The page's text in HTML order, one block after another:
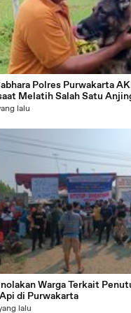
Polres Purwakarta
Melatih Salah Satu
lalu
Warga Terkait
di Purwakarta
lalu